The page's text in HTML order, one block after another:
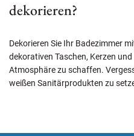
dekorieren?
Dekorieren Sie Ihr Badezimmer
dekorativen Taschen, Kerzen
Atmosphäre zu schaffen.
weißen Sanitärprodukten zu